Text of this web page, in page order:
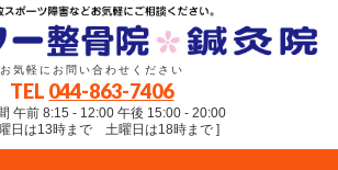
お気軽にお問い合わせください
TEL 044-863-7406
午前 8:15 - 12:00 午後 15:00 - 20:00
日は13時まで 土曜日は18時まで ]